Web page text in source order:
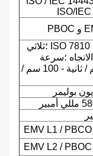
ISO/
ISO 7810 ، 7811 ، 7813 ؛ثلاثي
؛سرعة
السحب 10 سم / ثانية - 100 سم /
بوليمر